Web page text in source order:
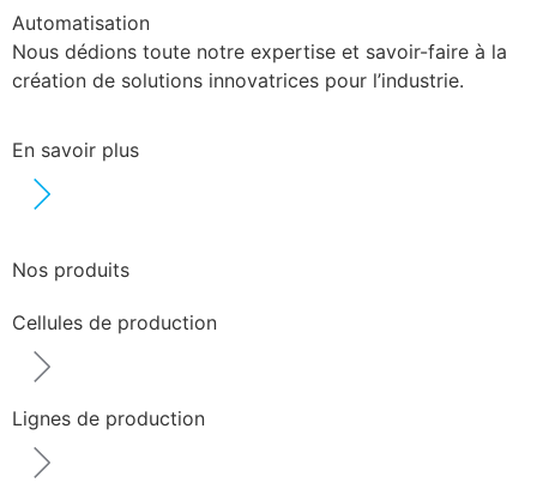
Automatisation
Nous dédions toute notre expertise et savoir-faire à la
création de solutions innovatrices pour l’industrie.
En savoir plus
Nos produits
Cellules de production
Lignes de production